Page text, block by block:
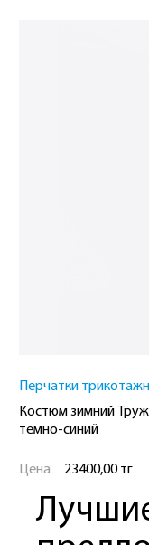
Перчатки
Костюм зимний
темно-синий
Цена 23400,00 тг